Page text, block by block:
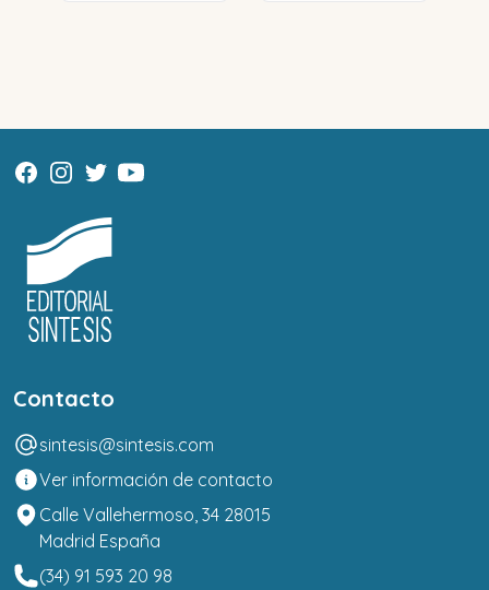
Contacto
sintesis@sintesis.com
Ver información de contacto
Calle Vallehermoso, 34 28015
Madrid España
(34) 91 593 20 98